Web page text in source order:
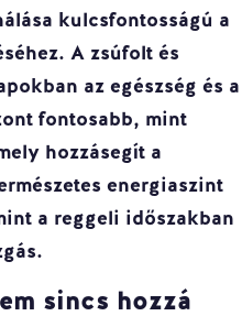
kulcsfontosságú a
A zsúfolt és
az egészség és a
fontosabb, mint
hozzásegít a
energiaszint
a reggeli időszakban
sincs hozzá